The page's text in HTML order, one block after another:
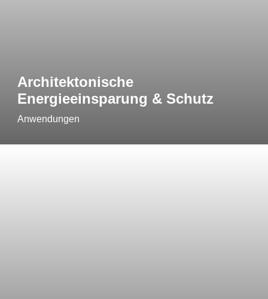
Architektonische
Energieeinsparung & Schutz
Anwendungen